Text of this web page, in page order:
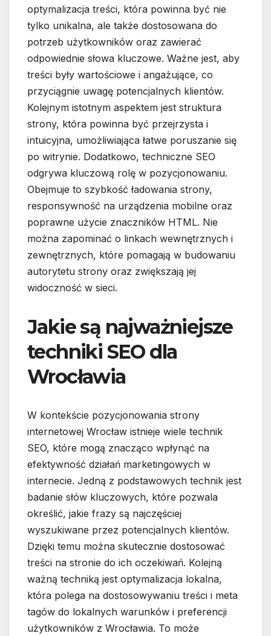
optymalizacja treści, która powinna być nie
tylko unikalna, ale także dostosowana do
potrzeb użytkowników oraz zawierać
odpowiednie słowa kluczowe. Ważne jest, aby
treści były wartościowe i angażujące, co
przyciągnie uwagę potencjalnych klientów.
Kolejnym istotnym aspektem jest struktura
strony, która powinna być przejrzysta i
intuicyjna, umożliwiająca łatwe poruszanie się
po witrynie. Dodatkowo, techniczne SEO
odgrywa kluczową rolę w pozycjonowaniu.
Obejmuje to szybkość ładowania strony,
responsywność na urządzenia mobilne oraz
poprawne użycie znaczników HTML. Nie
można zapominać o linkach wewnętrznych i
zewnętrznych, które pomagają w budowaniu
autorytetu strony oraz zwiększają jej
widoczność w sieci.
Jakie są najważniejsze
techniki SEO dla
Wrocławia
W kontekście pozycjonowania strony
internetowej Wrocław istnieje wiele technik
SEO, które mogą znacząco wpłynąć na
efektywność działań marketingowych w
internecie. Jedną z podstawowych technik jest
badanie słów kluczowych, które pozwala
określić, jakie frazy są najczęściej
wyszukiwane przez potencjalnych klientów.
Dzięki temu można skutecznie dostosować
treści na stronie do ich oczekiwań. Kolejną
ważną techniką jest optymalizacja lokalna,
która polega na dostosowywaniu treści i meta
tagów do lokalnych warunków i preferencji
użytkowników z Wrocławia. To może